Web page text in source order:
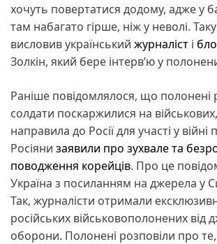
хочуть повертатися додому, адже у
там набагато гірше, ніж у неволі.
висловив український журналіст і
Золкін, який бере інтерв’ю у
Раніше повідомлялося, що полонені
солдати поскаржилися на
направила до Росії для участі у війні
Росіяни заявили про зухвале та
поводження корейців. Про це
Україна з посиланням на джерела у
Так, журналісти отримали
російських військовополонених від
оборони. Полонені розповіли про